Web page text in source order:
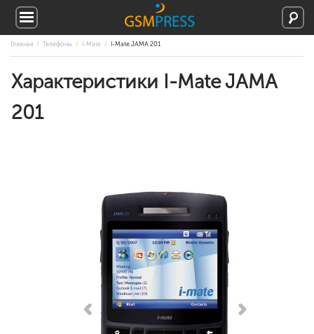
Главная Телефоны I-Mate I-Mate JAMA 201
Характеристики I-Mate JAMA
201